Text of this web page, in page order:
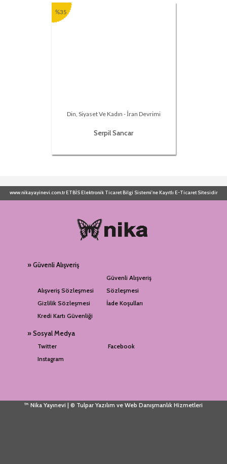
%35
Din, Siyaset Ve Kadın - İran Devrimi
Serpil Sancar
www.nikayayinevi.com.tr ETBİS Elektronik Ticaret Bilgi Sistemi'ne Kayıtlı E-Ticaret Sitesidir
» Güvenli Alışveriş
Alışveriş Sözleşmesi
Güvenli Alışveriş
Sözleşmesi
Gizlilik Sözleşmesi
İade Koşulları
Kredi Kartı Güvenliği
» Sosyal Medya
Twitter
Facebook
Instagram
™ Nika Yayınevi | © Tulpar Yazılım ve Web Danışmanlık Hizmetleri